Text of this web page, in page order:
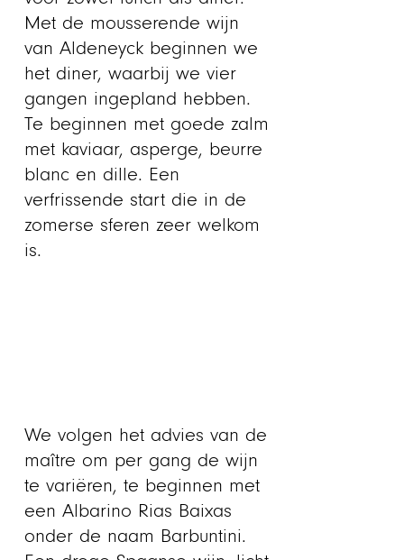
Met de mousserende wijn
van Aldeneyck beginnen we
het diner, waarbij we vier
gangen ingepland hebben.
Te beginnen met goede zalm
met kaviaar, asperge, beurre
blanc en dille. Een
verfrissende start die in de
zomerse sferen zeer welkom
is.
We volgen het advies van de
maître om per gang de wijn
te variëren, te beginnen met
een Albarino Rias Baixas
onder de naam Barbuntini.